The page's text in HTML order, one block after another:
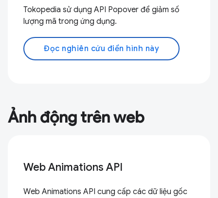
Tokopedia sử dụng API Popover để giảm số
lượng mã trong ứng dụng.
Đọc nghiên cứu điển hình này
Ảnh động trên web
Web Animations API
Web Animations API cung cấp các dữ liệu gốc